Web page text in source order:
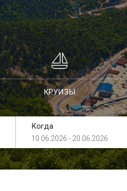
КРУИЗЫ
Когда
10.06.2026 - 20.06.2026